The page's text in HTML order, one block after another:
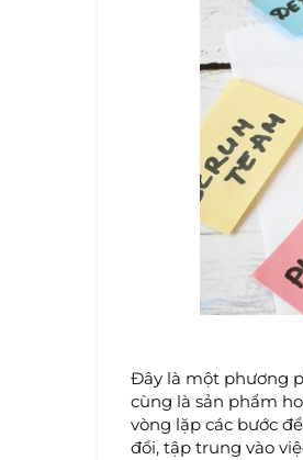
Đây là một phương
cùng là sản phẩm
vòng lặp các bước
đổi, tập trung vào